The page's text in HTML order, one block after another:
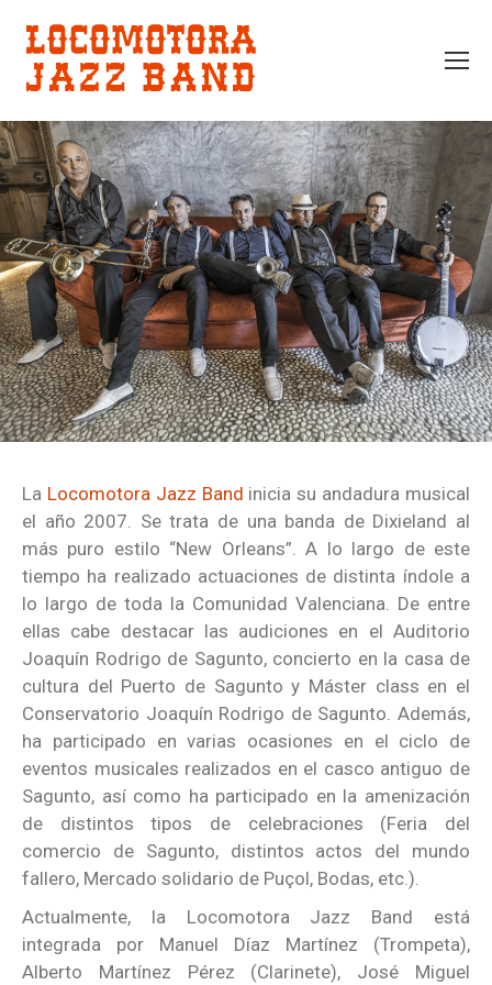
La Locomotora Jazz Band inicia su andadura musical
el año 2007. Se trata de una banda de Dixieland al
más puro estilo “New Orleans”. A lo largo de este
tiempo ha realizado actuaciones de distinta índole a
lo largo de toda la Comunidad Valenciana. De entre
ellas cabe destacar las audiciones en el Auditorio
Joaquín Rodrigo de Sagunto, concierto en la casa de
cultura del Puerto de Sagunto y Máster class en el
Conservatorio Joaquín Rodrigo de Sagunto. Además,
ha participado en varias ocasiones en el ciclo de
eventos musicales realizados en el casco antiguo de
Sagunto, así como ha participado en la amenización
de distintos tipos de celebraciones (Feria del
comercio de Sagunto, distintos actos del mundo
fallero, Mercado solidario de Puçol, Bodas, etc.).
Actualmente, la Locomotora Jazz Band está
integrada por Manuel Díaz Martínez (Trompeta),
Alberto Martínez Pérez (Clarinete), José Miguel